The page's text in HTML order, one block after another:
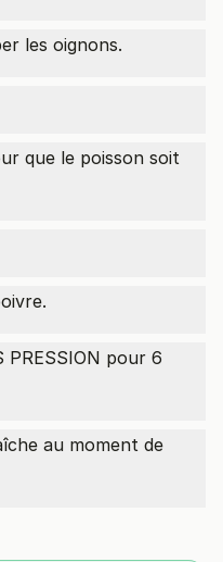
les oignons.
que le poisson soit
PRESSION pour 6
au moment de